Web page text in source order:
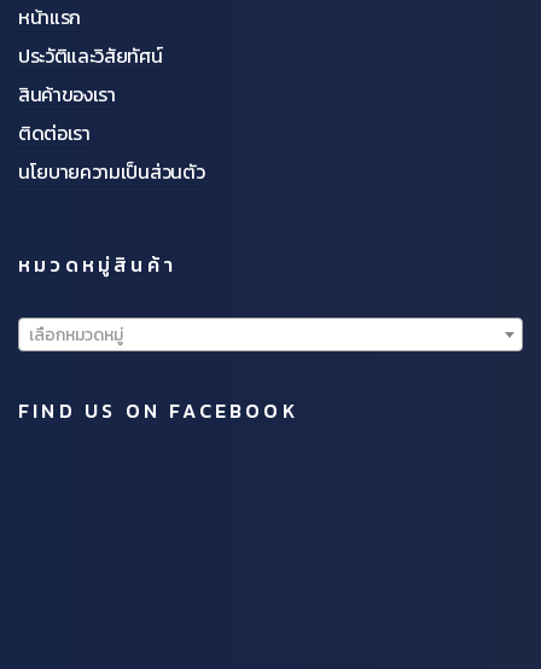
หน้าแรก
ประวัติและวิสัยทัศน์
สินค้าของเรา
ติดต่อเรา
นโยบายความเป็นส่วนตัว
หมวดหมู่สินค้า
เลือกหมวดหมู่
FIND US ON FACEBOOK